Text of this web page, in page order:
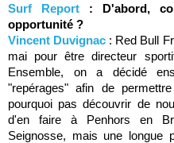
Surf Report : D'abord,
opportunité ?
Vincent Duvignac : Red Bull
mai pour être directeur
Ensemble, on a décidé
"repérages" afin de
pourquoi pas découvrir de
d'en faire à Penhors en
Seignosse, mais une longue